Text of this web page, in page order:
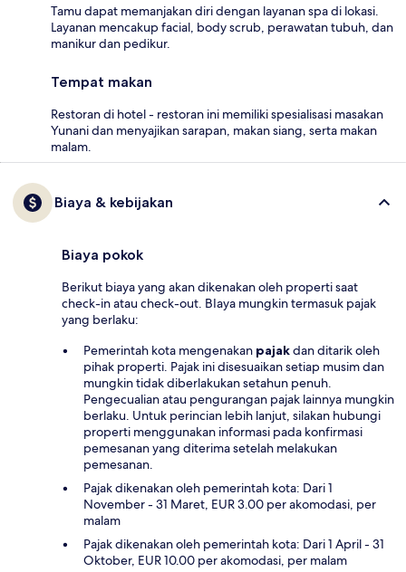
Tamu dapat memanjakan diri dengan layanan spa di lokasi.
Layanan mencakup facial, body scrub, perawatan tubuh, dan
manikur dan pedikur.
Tempat makan
Restoran di hotel - restoran ini memiliki spesialisasi masakan
Yunani dan menyajikan sarapan, makan siang, serta makan
malam.
Biaya & kebijakan
Biaya pokok
Berikut biaya yang akan dikenakan oleh properti saat
check-in atau check-out. BIaya mungkin termasuk pajak
yang berlaku:
Pemerintah kota mengenakan pajakdan ditarik oleh
pihak properti. Pajak ini disesuaikan setiap musim dan
mungkin tidak diberlakukan setahun penuh.
Pengecualian atau pengurangan pajak lainnya mungkin
berlaku. Untuk perincian lebih lanjut, silakan hubungi
properti menggunakan informasi pada konfirmasi
pemesanan yang diterima setelah melakukan
pemesanan.
Pajak dikenakan oleh pemerintah kota: Dari 1
November - 31 Maret, EUR 3.00 per akomodasi, per
malam
Pajak dikenakan oleh pemerintah kota: Dari 1 April - 31
Oktober, EUR 10.00 per akomodasi, per malam